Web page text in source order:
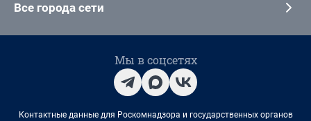
Все города сети
Мы в соцсетях
Контактные данные для Роскомнадзора и государственных органов